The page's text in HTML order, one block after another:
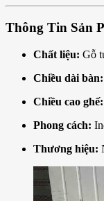
Thông Tin Sản
Chất liệu: Gỗ
Chiều dài bàn:
Chiều cao ghế:
Phong cách:
Thương hiệu: